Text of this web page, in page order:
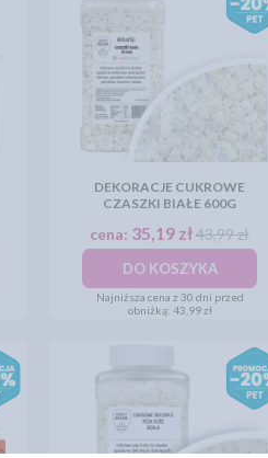
DEKORACJE CUKROWE
CZASZKI BIAŁE 600G
cena: 35,19 zł43,99 zł
DO KOSZYKA
Najniższa cena z 30 dni przed
obniżką: 43,99 zł